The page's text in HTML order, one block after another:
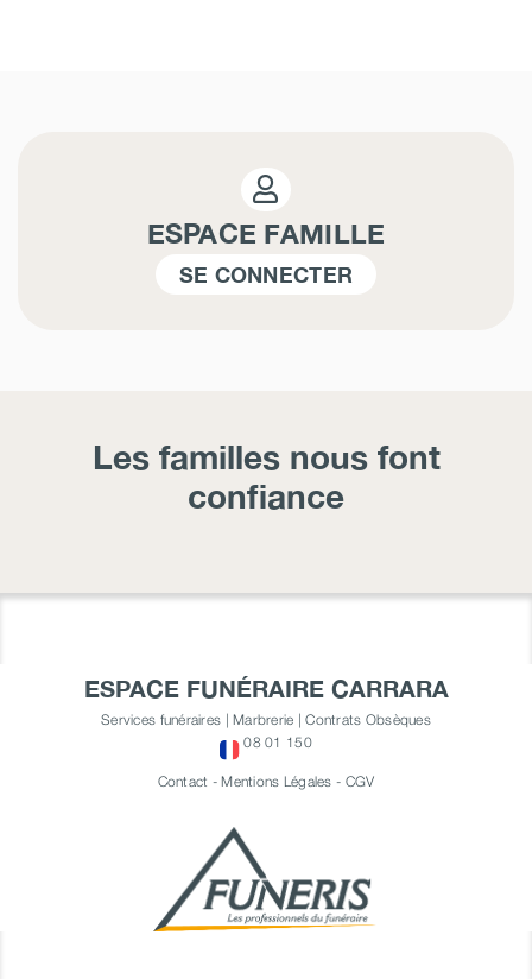
ESPACE FAMILLE
SE CONNECTER
Les familles nous font
confiance
ESPACE FUNÉRAIRE CARRARA
Services funéraires | Marbrerie | Contrats Obsèques
08 01 150
Contact -Mentions Légales - CGV